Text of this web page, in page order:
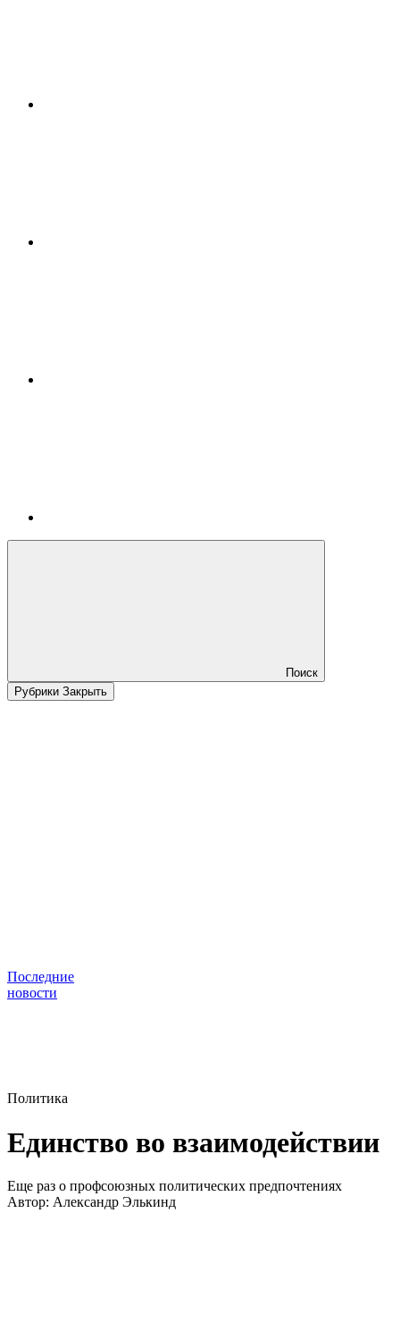
Поиск
Рубрики Закрыть
Последние
новости
Политика
Единство во взаимодействии
Еще раз о профсоюзных политических предпочтениях
Автор: Александр Элькинд